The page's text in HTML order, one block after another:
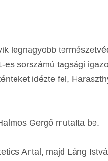
legnagyobb
es sorszámú tagsági
idézte fel,
Gergő mutatta be.
Antal, majd Láng